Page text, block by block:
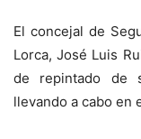
El concejal de
Lorca, José Luis
de repintado de
llevando a cabo en